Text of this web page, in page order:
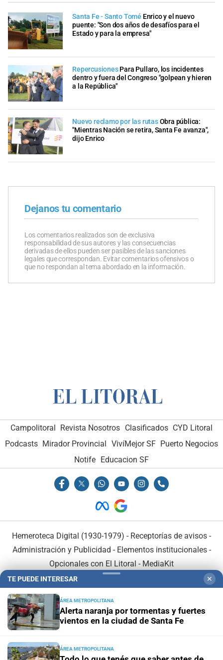
Santa Fe - Santo Tomé Enrico y el nuevo
puente: "Son dos años de desafíos para el
Estado y para la empresa"
Repercusiones Para Pullaro, los incidentes
dentro y fuera del Congreso "golpean y hieren
a la República"
Nuevo reclamo por las rutasObra pública:
"Mientras Nación se retira, Santa Fe avanza",
dijo Enrico
Dejanos tu comentario
Los comentarios realizados son de exclusiva
responsabilidad de sus autores y las consecuencias
derivadas de ellos pueden ser pasibles de las sanciones
legales que correspondan. Evitar comentarios ofensivos o
que no respondan al tema abordado en la información.
Campolitoral Revista Nosotros Clasificados CYD Litoral
Podcasts Mirador Provincial VivíMejor SF Puerto Negocios
Notife Educacion SF
Hemeroteca Digital (1930-1979) - Receptorías de avisos -
Administración y Publicidad - Elementos institucionales-
Opcionales con El Litoral - MediaKit
En Asociación con:
TE PUEDE INTERESAR ✕
ÁREA METROPOLITANA
Alerta naranja por tormentas y fuertes
vientos en la ciudad de Santa Fe
ÁREA METROPOLITANA